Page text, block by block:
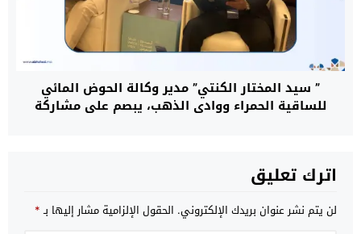
” سيد المختار الكنتي” مدير وكالة الحوض المائي
للساقية الحمراء ووادي الذهب، يبصم على مشاركة
اترك تعليق
لن يتم نشر عنوان بريدك الإلكتروني. الحقول الإلزامية مشار إليها بـ*